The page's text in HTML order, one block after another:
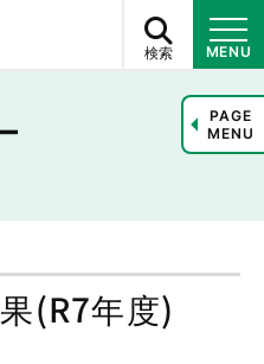
検索 MENU
(R7年度)
PAGE
MENU